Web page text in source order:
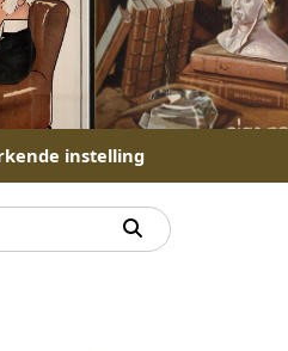
instelling